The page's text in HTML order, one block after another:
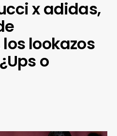
x adidas,
lookazos
o